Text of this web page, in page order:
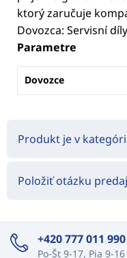
ktorý zaručuje
Dovozca: Servisní
Parametre
Dovozce
Produkt je v
Položiť otázku
+420 777 011 990
Po-Št 9-17, Pia 9-16